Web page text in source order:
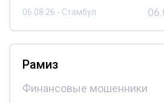
06.08.26 - Стамбул
Рамиз
Финансовые мошенники